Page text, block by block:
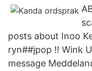
posts about Inoo
ryn##jpop !! Wink
message